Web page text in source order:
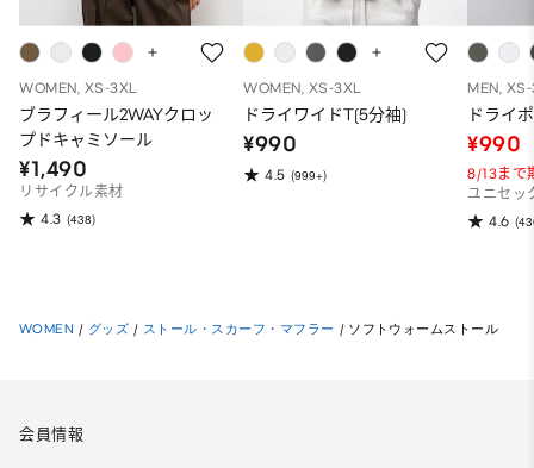
WOMEN, XS-3XL
ブラフィール2WAYクロッ
プドキャミソール
¥1,490
リサイクル素材
4.3 (438)
WOMEN, XS-3XL
ドライワイドT(5分袖)
¥990
4.5 (999+)
MEN,
ドライ
¥990
8/13まで
ユニセッ
4.6
WOMEN / グッズ / ストール・スカーフ・マフラー / ソフトウォームストール
会員情報